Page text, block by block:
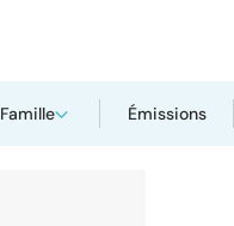
Famille Émissions